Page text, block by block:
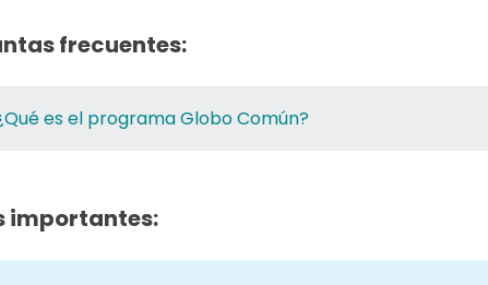
frecuentes:
es el programa Globo Común?
importantes: